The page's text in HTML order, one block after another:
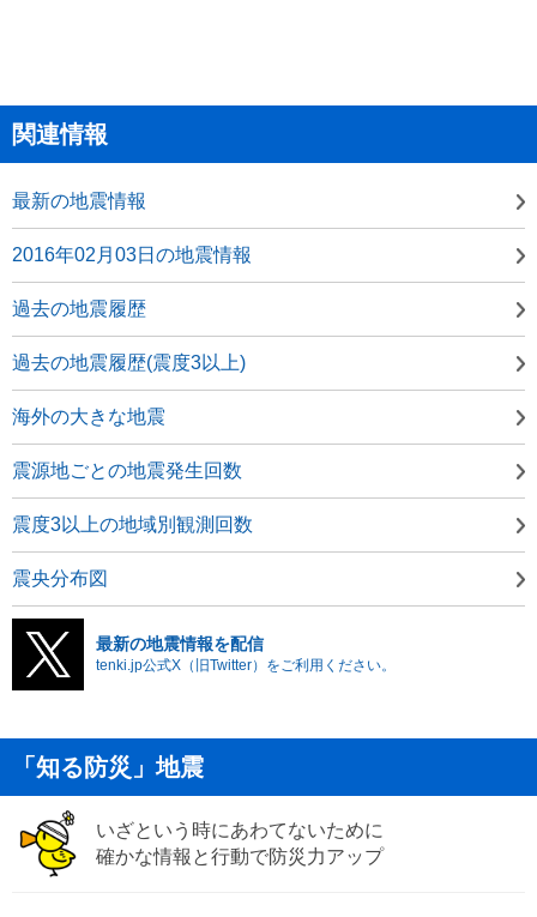
関連情報
最新の地震情報
2016年02月03日の地震情報
過去の地震履歴
過去の地震履歴(震度3以上)
海外の大きな地震
震源地ごとの地震発生回数
震度3以上の地域別観測回数
震央分布図
最新の地震情報を配信
tenki.jp公式X（旧Twitter）をご利用ください。
「知る防災」地震
いざという時にあわてないために
確かな情報と行動で防災力アップ